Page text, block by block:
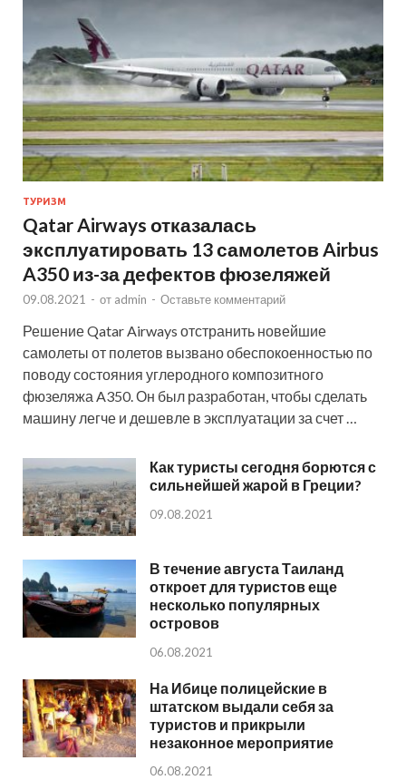
ТУРИЗМ
Qatar Airways отказалась
эксплуатировать 13 самолетов Airbus
A350 из-за дефектов фюзеляжей
09.08.2021 - от admin - Оставьте комментарий
Решение Qatar Airways отстранить новейшие
самолеты от полетов вызвано обеспокоенностью по
поводу состояния углеродного композитного
фюзеляжа A350. Он был разработан, чтобы сделать
машину легче и дешевле в эксплуатации за счет …
Как туристы сегодня борются с
сильнейшей жарой в Греции?
09.08.2021
В течение августа Таиланд
откроет для туристов еще
несколько популярных
островов
06.08.2021
На Ибице полицейские в
штатском выдали себя за
туристов и прикрыли
незаконное мероприятие
06.08.2021